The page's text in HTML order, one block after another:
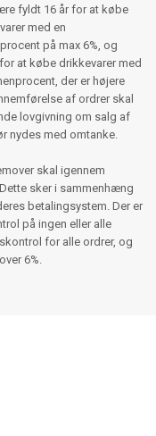
fyldt 16 år for at købe
med en
på max 6%, og
at købe drikkevarer med
der er højere
af ordrer skal
lovgivning om salg af
nydes med omtanke.
skal igennem
sker i sammenhæng
betalingsystem. Der er
på ingen eller alle
for alle ordrer, og
6%.